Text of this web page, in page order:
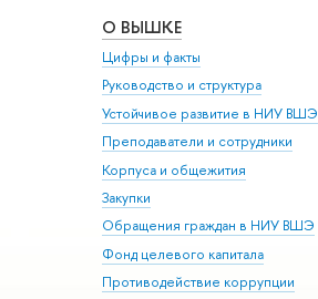
О ВЫШКЕ
Цифры и факты
Руководство и структура
Устойчивое развитие в НИУ ВШЭ
Преподаватели и сотрудники
Корпуса и общежития
Закупки
Обращения граждан в НИУ ВШЭ
Фонд целевого капитала
Противодействие коррупции